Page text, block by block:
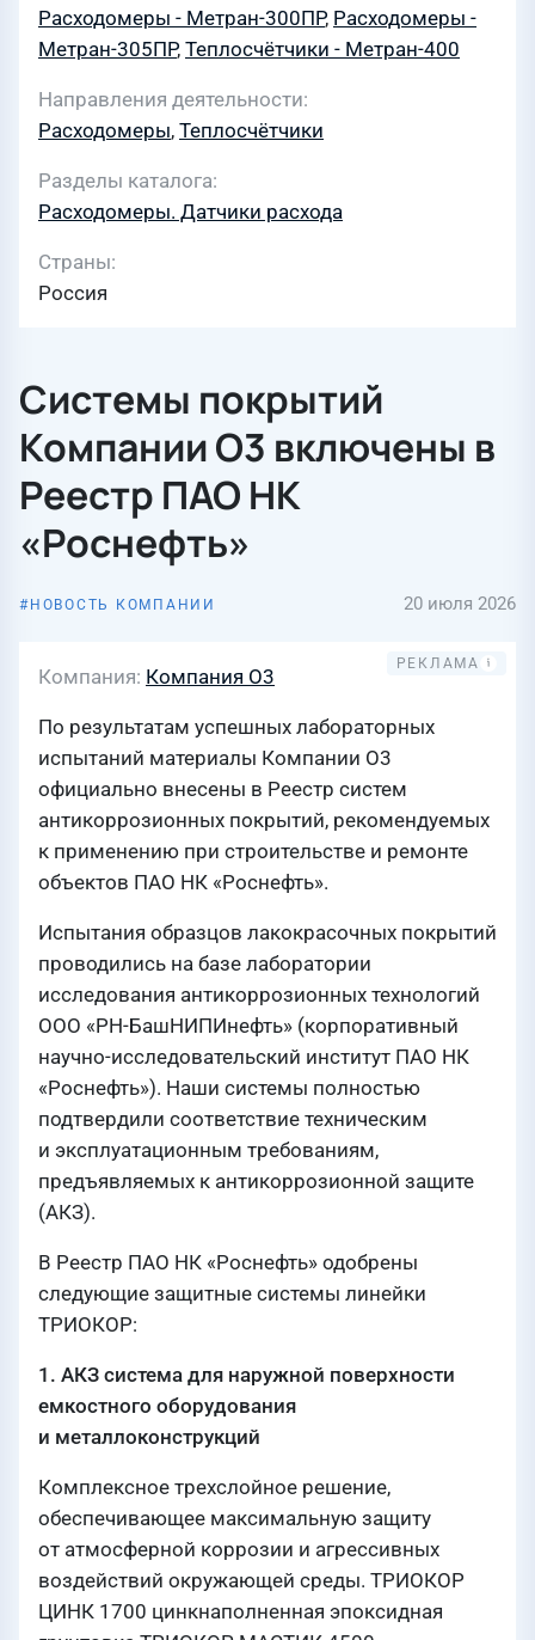
Расходомеры - Метран-300ПР, Расходомеры -
Метран-305ПР, Теплосчётчики - Метран-400
Направления деятельности
Расходомеры, Теплосчётчики
Разделы каталога
Расходомеры. Датчики расхода
Страны
Россия
Системы покрытий
Компании О3 включены в
Реестр ПАО НК
«Роснефть»
НОВОСТЬ КОМПАНИИ 20 июля 2026
Компания Компания О3
По результатам успешных лабораторных
испытаний материалы Компании О3
официально внесены в Реестр систем
антикоррозионных покрытий, рекомендуемых
к применению при строительстве и ремонте
объектов ПАО НК «Роснефть».
Испытания образцов лакокрасочных покрытий
проводились на базе лаборатории
исследования антикоррозионных технологий
ООО «РН-БашНИПИнефть» (корпоративный
научно-исследовательский институт ПАО НК
«Роснефть»). Наши системы полностью
подтвердили соответствие техническим
и эксплуатационным требованиям,
предъявляемых к антикоррозионной защите
(АКЗ).
В Реестр ПАО НК «Роснефть» одобрены
следующие защитные системы линейки
ТРИОКОР:
1. АКЗ система для наружной поверхности
емкостного оборудования
и металлоконструкций
Комплексное трехслойное решение,
обеспечивающее максимальную защиту
от атмосферной коррозии и агрессивных
воздействий окружающей среды. ТРИОКОР
ЦИНК 1700 цинкнаполненная эпоксидная